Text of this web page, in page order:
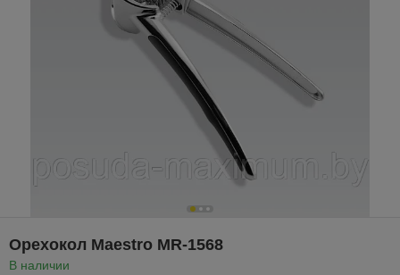
Орехокол Maestro MR-1568
В наличии